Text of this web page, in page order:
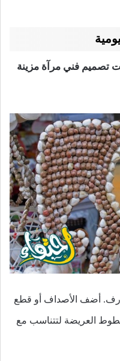
تصميم فني مرآة مزينة
أضف الأصداف أو قطع
العريضة لتتناسب مع